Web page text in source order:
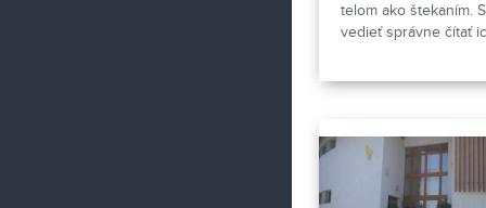
telom ako štekaním.
vedieť správne čítať
canisterapeutka
svojimi štvornohými
pomocníkmi.